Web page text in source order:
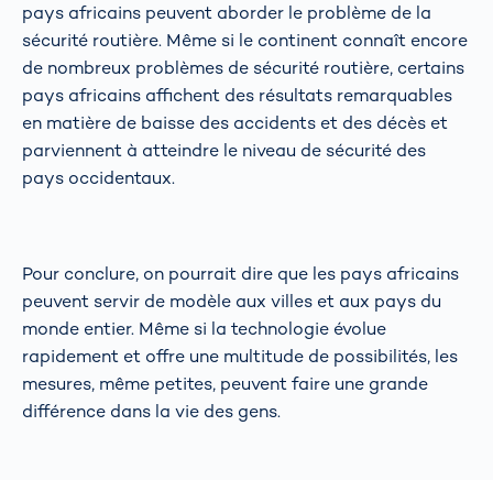
pays africains peuvent aborder le problème de la
sécurité routière. Même si le continent connaît encore
de nombreux problèmes de sécurité routière, certains
pays africains affichent des résultats remarquables
en matière de baisse des accidents et des décès et
parviennent à atteindre le niveau de sécurité des
pays occidentaux.
Pour conclure, on pourrait dire que les pays africains
peuvent servir de modèle aux villes et aux pays du
monde entier. Même si la technologie évolue
rapidement et offre une multitude de possibilités, les
mesures, même petites, peuvent faire une grande
différence dans la vie des gens.